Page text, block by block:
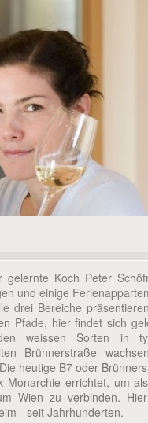
Koch Peter
und einige
drei Bereiche
Pfade, hier findet sich
weissen Sorten in
Brünnerstraße
heutige B7 oder
errichtet, um
Wien zu verbinden.
- seit Jahrhunderten.